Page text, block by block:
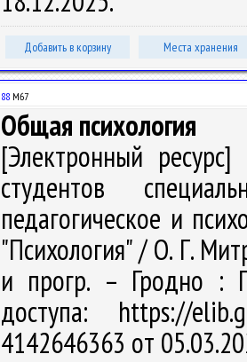
Добавить в корзину Места хранения
88 М67
Общая психология
[Электронный
студентов
педагогическое и
"Психология" / О. Г.
и прогр. – Гродно :
доступа: https://
4142646363 от